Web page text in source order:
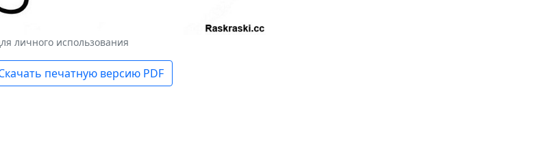
личного использования
печатную версию PDF